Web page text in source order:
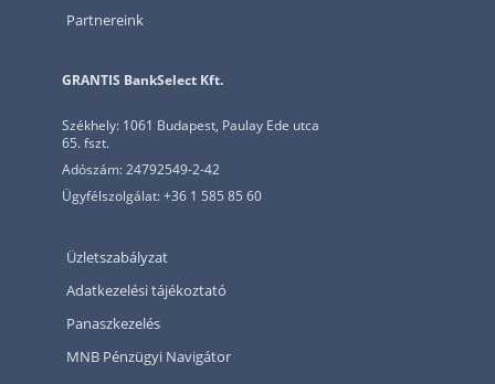
Partnereink
GRANTIS BankSelect Kft.
Székhely: 1061 Budapest, Paulay Ede utca
65. fszt.
Adószám: 24792549-2-42
Ügyfélszolgálat: +36 1 585 85 60
Üzletszabályzat
Adatkezelési tájékoztató
Panaszkezelés
MNB Pénzügyi Navigátor